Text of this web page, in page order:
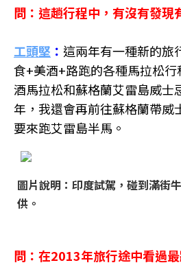
問：這趟行程中，有沒有發現
工頭堅 ： 這兩年有一種新的旅
食+美酒+路跑的各種馬拉松
酒馬拉松和蘇格蘭艾雷島威士
年，我還會再前往蘇格蘭帶威
要來跑艾雷島半馬。
圖片說明：印度試駕，碰到滿街
供。
問：在2013年旅行途中看過